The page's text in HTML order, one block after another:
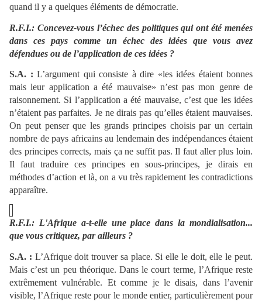
quand il y a quelques éléments de démocratie.
R.F.I.: Concevez-vous l’échec des politiques qui ont été menées
dans ces pays comme un échec des idées que vous avez
défendues ou de l’application de ces idées ?
S.A. : L’argument qui consiste à dire «les idées étaient bonnes
mais leur application a été mauvaise» n’est pas mon genre de
raisonnement. Si l’application a été mauvaise, c’est que les idées
n’étaient pas parfaites. Je ne dirais pas qu’elles étaient mauvaises.
On peut penser que les grands principes choisis par un certain
nombre de pays africains au lendemain des indépendances étaient
des principes corrects, mais ça ne suffit pas. Il faut aller plus loin.
Il faut traduire ces principes en sous-principes, je dirais en
méthodes d’action et là, on a vu très rapidement les contradictions
apparaître.
R.F.I.: L'Afrique a-t-elle une place dans la mondialisation...
que vous critiquez, par ailleurs ?
S.A. : L’Afrique doit trouver sa place. Si elle le doit, elle le peut.
Mais c’est un peu théorique. Dans le court terme, l’Afrique reste
extrêmement vulnérable. Et comme je le disais, dans l’avenir
visible, l’Afrique reste pour le monde entier, particulièrement pour